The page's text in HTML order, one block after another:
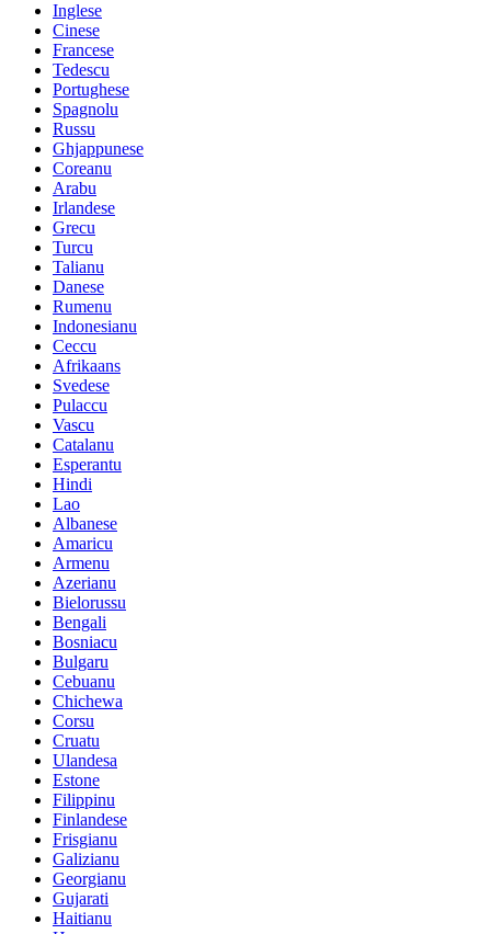
Inglese
Cinese
Francese
Tedescu
Portughese
Spagnolu
Russu
Ghjappunese
Coreanu
Arabu
Irlandese
Grecu
Turcu
Talianu
Danese
Rumenu
Indonesianu
Ceccu
Afrikaans
Svedese
Pulaccu
Vascu
Catalanu
Esperantu
Hindi
Lao
Albanese
Amaricu
Armenu
Azerianu
Bielorussu
Bengali
Bosniacu
Bulgaru
Cebuanu
Chichewa
Corsu
Cruatu
Ulandesa
Estone
Filippinu
Finlandese
Frisgianu
Galizianu
Georgianu
Gujarati
Haitianu